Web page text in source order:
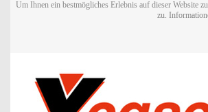
Um Ihnen ein bestmögliches Erlebnis auf dieser Website
zu.